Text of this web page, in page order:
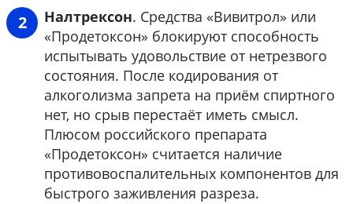
Налтрексон. Средства «Вивитрол» или
«Продетоксон» блокируют способность
испытывать удовольствие от нетрезвого
состояния. После кодирования от
алкоголизма запрета на приём спиртного
нет, но срыв перестаёт иметь смысл.
Плюсом российского препарата
«Продетоксон» считается наличие
противовоспалительных компонентов для
быстрого заживления разреза.